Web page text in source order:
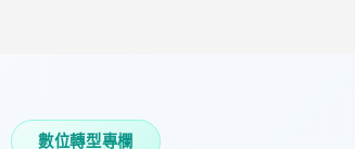
數位轉型專欄